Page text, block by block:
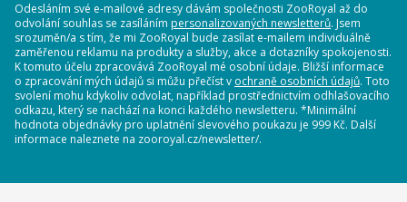
Odesláním své e-mailové adresy dávám společnosti ZooRoyal až do
odvolání souhlas se zasíláním personalizovaných newsletterů. Jsem
srozuměn/a s tím, že mi ZooRoyal bude zasílat e-mailem individuálně
zaměřenou reklamu na produkty a služby, akce a dotazníky spokojenosti.
K tomuto účelu zpracovává ZooRoyal mé osobní údaje. Bližší informace
o zpracování mých údajů si můžu přečíst v ochraně osobních údajů. Toto
svolení mohu kdykoliv odvolat, například prostřednictvím odhlašovacího
odkazu, který se nachází na konci každého newsletteru. *Minimální
hodnota objednávky pro uplatnění slevového poukazu je 999 Kč. Další
informace naleznete na zooroyal.cz/newsletter/.